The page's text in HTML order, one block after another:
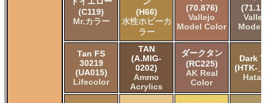
(C119)
Mr.カラー
(H66)
水性ホビーカ
ラー
(70.876)
Vallejo
Model Color
Model
Tan FS
30219
(UA015)
Lifecolor
TAN
(A.MIG-
0202)
Ammo
Acrylics
ダークタン
(RC225)
AK Real
Color
Dark
(HTK-